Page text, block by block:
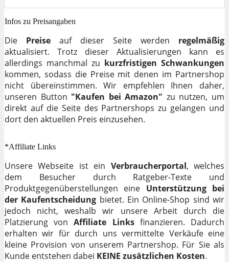
Infos zu Preisangaben
Die Preise auf dieser Seite werden regelmäßig
aktualisiert. Trotz dieser Aktualisierungen kann es
allerdings manchmal zu kurzfristigen Schwankungen
kommen, sodass die Preise mit denen im Partnershop
nicht übereinstimmen. Wir empfehlen Ihnen daher,
unseren Button "Kaufen bei Amazon" zu nutzen, um
direkt auf die Seite des Partnershops zu gelangen und
dort den aktuellen Preis einzusehen.
*Affiliate Links
Unsere Webseite ist ein Verbraucherportal, welches
dem Besucher durch Ratgeber-Texte und
Produktgegenüberstellungen eine Unterstützung bei
der Kaufentscheidung bietet. Ein Online-Shop sind wir
jedoch nicht, weshalb wir unsere Arbeit durch die
Platzierung vonAffiliate Linksfinanzieren. Dadurch
erhalten wir für durch uns vermittelte Verkäufe eine
kleine Provision von unserem Partnershop. Für Sie als
Kunde entstehen dabei KEINE zusätzlichen Kosten.